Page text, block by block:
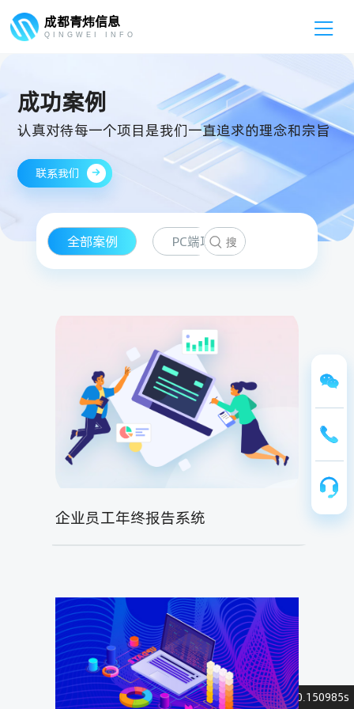
成都青炜信息
QINGWEI INFO 



成功案例
认真对待每一个项目是我们一直追求的理念和宗旨
联系我们 
全部案例 PC端项目 移动端项目

企业员工年终报告系统
0.150985s